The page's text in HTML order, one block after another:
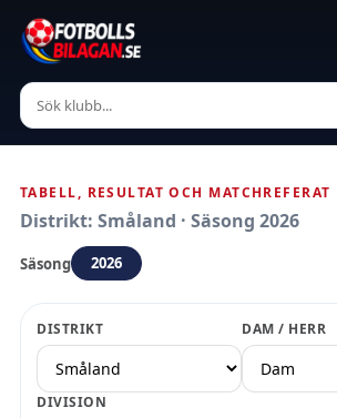
TABELL, RESULTAT OCH MATCHREFERAT
Distrikt: Småland · Säsong 2026
Säsong 2026
DISTRIKT DAM / HERR
DIVISION